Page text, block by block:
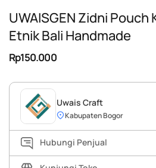
UWAISGEN Zidni Pouch
Etnik Bali Handmade
Rp150.000
Uwais Craft
Kabupaten Bogor
Hubungi Penjual